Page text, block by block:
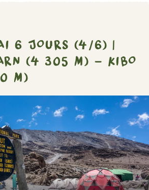
6 JOURS (4/6) |
(4 305 M) - KIBO
M)